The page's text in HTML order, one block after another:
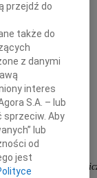
Magdo
współczucia
i Taty
Wronki
i Marek
przejdź do
także do
z danymi
interes
S.A. – lub
sprzeciw. Aby
lub
od
jest